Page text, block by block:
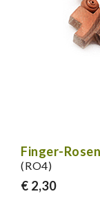
Finger-
(RO4)
€ 2,30